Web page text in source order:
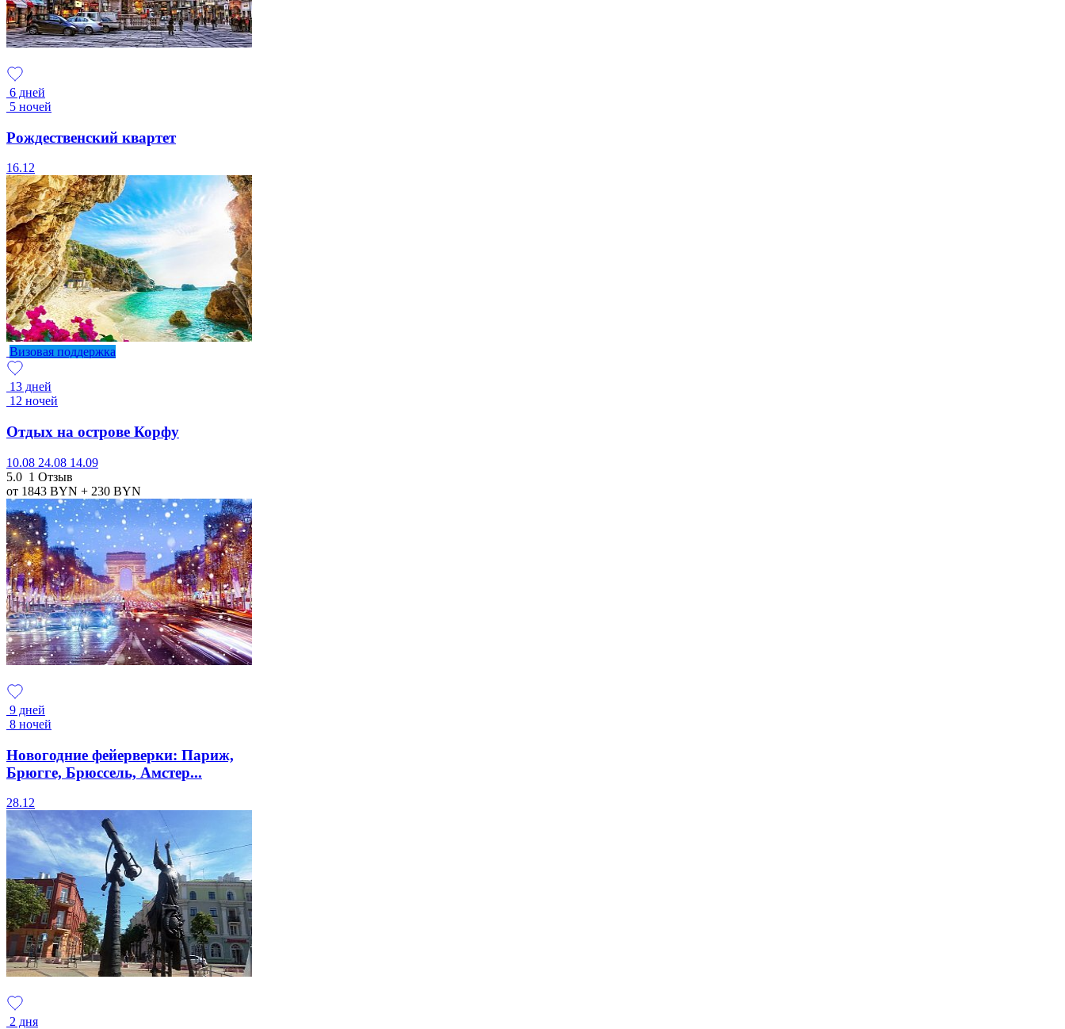
6 дней
5 ночей
Рождественский квартет
16.12
Визовая поддержка
13 дней
12 ночей
Отдых на острове Корфу
10.08 24.08 14.09
5.0 1 Отзыв
от 1843 BYN + 230 BYN
9 дней
8 ночей
Новогодние фейерверки: Париж,
Брюгге, Брюссель, Амстер...
28.12
2 дня